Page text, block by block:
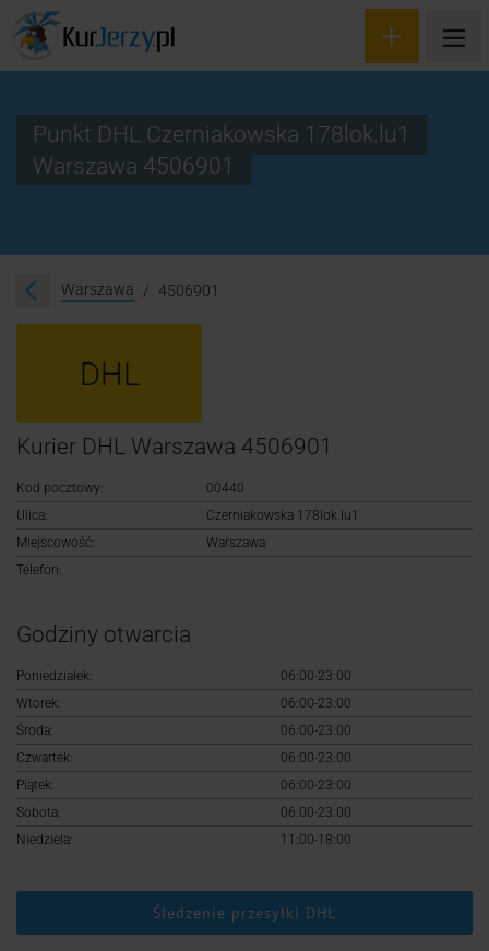
Śledzenie przesyłki
Logowanie
Punkt DHL Czerniakowska 178lok.lu1
Warszawa 4506901
Warszawa 4506901
DHL
Kurier DHL Warszawa 4506901
Kod pocztowy:
00440
Ulica:
Czerniakowska 178lok.lu1
Miejscowość:
Warszawa
Telefon:
Godziny otwarcia
Poniedziałek:
06:00-23:00
Wtorek:
06:00-23:00
Środa:
06:00-23:00
Czwartek:
06:00-23:00
Piątek:
06:00-23:00
Sobota:
06:00-23:00
Niedziela:
11:00-18:00
Śledzenie przesyłki DHL